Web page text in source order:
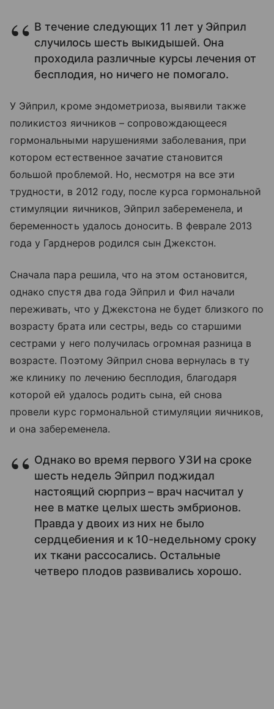
В течение следующих 11 лет у Эйприл
случилось шесть выкидышей. Она
проходила различные курсы лечения от
бесплодия, но ничего не помогало.
У Эйприл, кроме эндометриоза, выявили также
поликистоз яичников – сопровождающееся
гормональными нарушениями заболевания, при
котором естественное зачатие становится
большой проблемой. Но, несмотря на все эти
трудности, в 2012 году, после курса гормональной
стимуляции яичников, Эйприл забеременела, и
беременность удалось доносить. В феврале 2013
года у Гарднеров родился сын Джекстон.
Сначала пара решила, что на этом остановится,
однако спустя два года Эйприл и Фил начали
переживать, что у Джекстона не будет близкого по
возрасту брата или сестры, ведь со старшими
сестрами у него получилась огромная разница в
возрасте. Поэтому Эйприл снова вернулась в ту
же клинику по лечению бесплодия, благодаря
которой ей удалось родить сына, ей снова
провели курс гормональной стимуляции яичников,
и она забеременела.
Однако во время первого УЗИ на сроке
шесть недель Эйприл поджидал
настоящий сюрприз – врач насчитал у
нее в матке целых шесть эмбрионов.
Правда у двоих из них не было
сердцебиения и к 10-недельному сроку
их ткани рассосались. Остальные
четверо плодов развивались хорошо.